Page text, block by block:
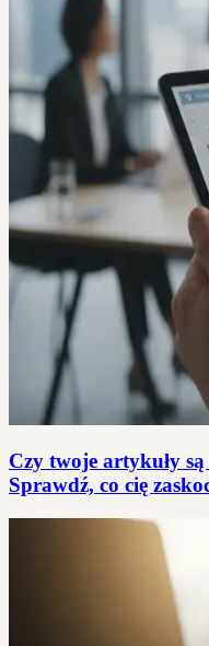
Czy twoje artykuły
Sprawdź, co cię